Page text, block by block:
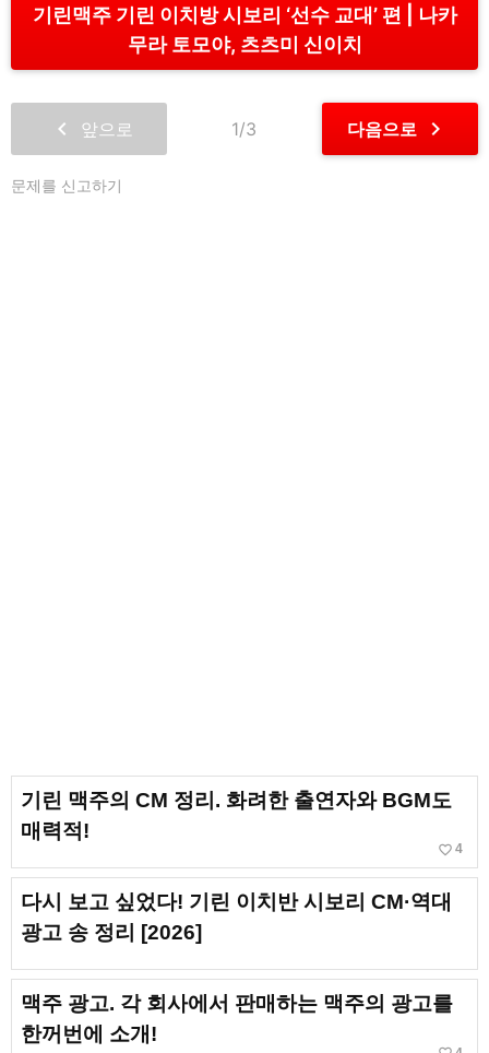
기린맥주 기린 이치방 시보리 ‘선수 교대’ 편
나카
무라 토모야, 츠츠미 신이치
chevron_left 앞으로 1/3 다음으로 chevron_right
문제를 신고하기
기린 맥주의 CM 정리. 화려한 출연자와 BGM도
매력적!
favorite_border 4
다시 보고 싶었다! 기린 이치반 시보리 CM·역대
광고 송 정리 [2026]
맥주 광고. 각 회사에서 판매하는 맥주의 광고를
한꺼번에 소개!